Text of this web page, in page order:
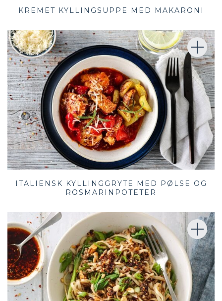
KREMET KYLLINGSUPPE MED MAKARONI
ITALIENSK KYLLINGGRYTE MED PØLSE OG
ROSMARINPOTETER